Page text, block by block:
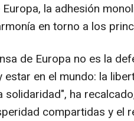
la adhesión
en torno a los
de Europa no es la
en el mundo: la
solidaridad", ha
compartidas y el